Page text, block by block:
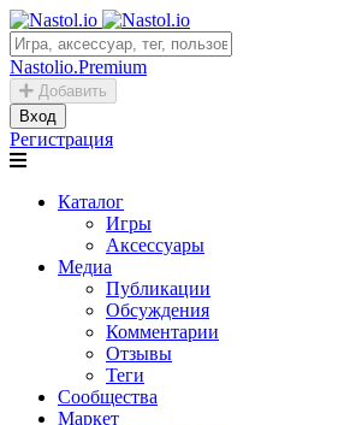
Nastolio.Premium
Добавить
Вход
Регистрация
Каталог
Игры
Аксессуары
Медиа
Публикации
Обсуждения
Комментарии
Отзывы
Теги
Сообщества
Маркет